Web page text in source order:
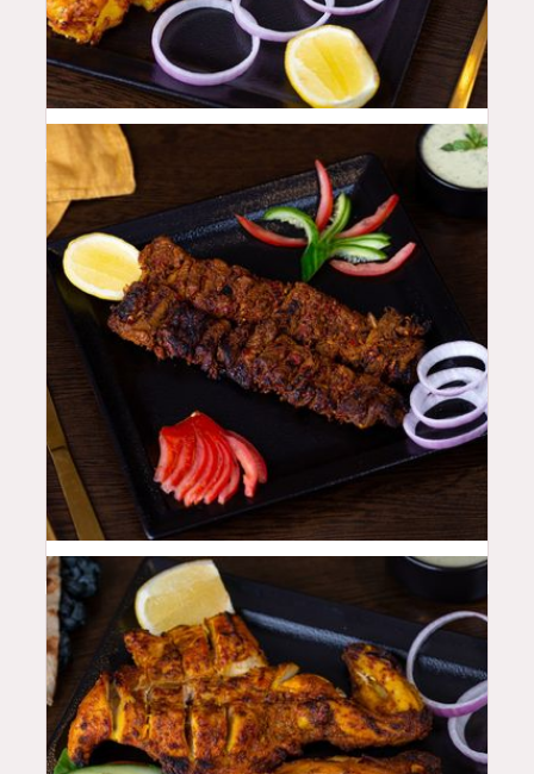
QAR 52
QAR 48